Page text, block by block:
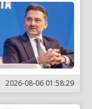
2026-08-06 01:58:29